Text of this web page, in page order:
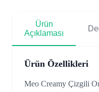
Ürün
Açıklaması
Ürün Özellikleri
Meo Creamy Çizgili